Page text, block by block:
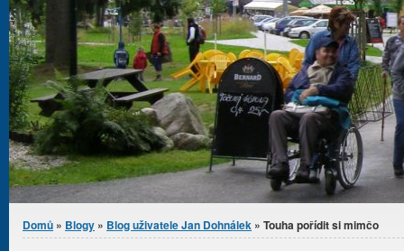
Jste zde
Domů » Blogy » Blog uživatele Jan Dohnálek » Touha pořídit si mimčo